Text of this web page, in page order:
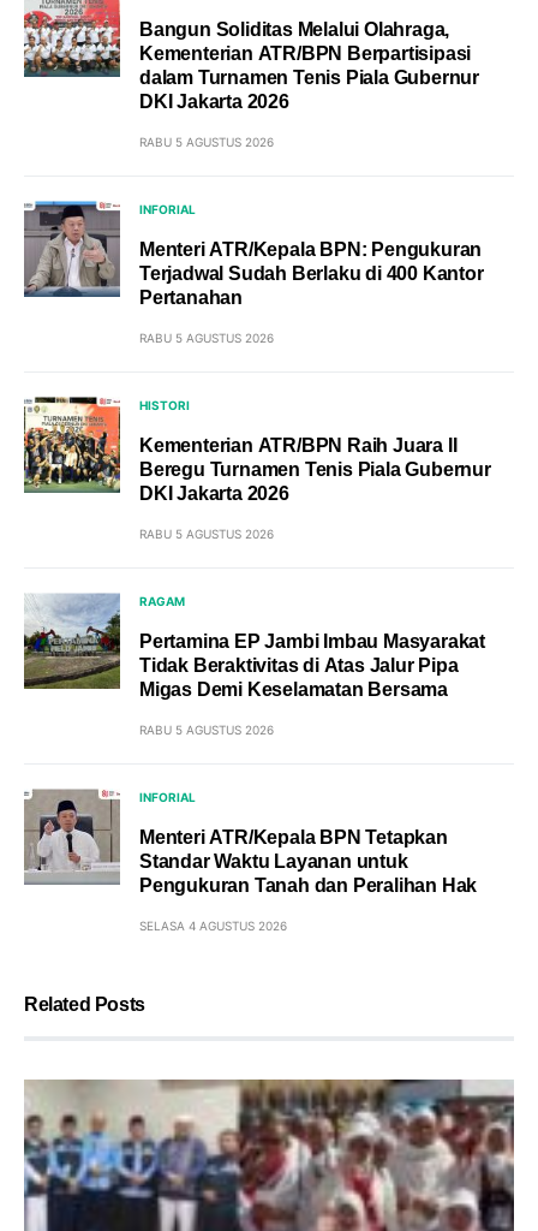
Bangun Soliditas Melalui Olahraga,
Kementerian ATR/BPN Berpartisipasi
dalam Turnamen Tenis Piala Gubernur
DKI Jakarta 2026
RABU 5 AGUSTUS 2026
INFORIAL
Menteri ATR/Kepala BPN: Pengukuran
Terjadwal Sudah Berlaku di 400 Kantor
Pertanahan
RABU 5 AGUSTUS 2026
HISTORI
Kementerian ATR/BPN Raih Juara II
Beregu Turnamen Tenis Piala Gubernur
DKI Jakarta 2026
RABU 5 AGUSTUS 2026
RAGAM
Pertamina EP Jambi Imbau Masyarakat
Tidak Beraktivitas di Atas Jalur Pipa
Migas Demi Keselamatan Bersama
RABU 5 AGUSTUS 2026
INFORIAL
Menteri ATR/Kepala BPN Tetapkan
Standar Waktu Layanan untuk
Pengukuran Tanah dan Peralihan Hak
SELASA 4 AGUSTUS 2026
Related Posts